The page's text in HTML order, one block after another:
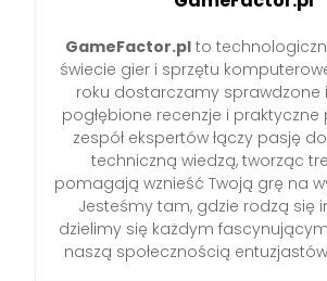
GameFactor.pl to
świecie gier i sprzętu
roku dostarczamy sprawdzone
pogłębione recenzje i praktyczne
zespół ekspertów łączy pasję
techniczną wiedzą, tworząc
pomagają wznieść Twoją grę na
Jesteśmy tam, gdzie rodzą się
dzielimy się każdym
naszą społecznością